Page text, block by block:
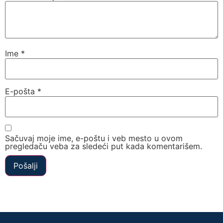
Ime *
E-pošta *
Sačuvaj moje ime, e-poštu i veb mesto u ovom
pregledaču veba za sledeći put kada komentarišem.